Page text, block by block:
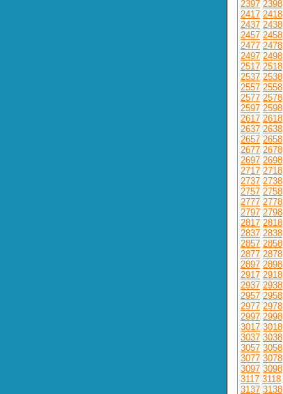
2397 2398
2417 2418
2437 2438
2457 2458
2477 2478
2497 2498
2517 2518
2537 2538
2557 2558
2577 2578
2597 2598
2617 2618
2637 2638
2657 2658
2677 2678
2697 2698
2717 2718
2737 2738
2757 2758
2777 2778
2797 2798
2817 2818
2837 2838
2857 2858
2877 2878
2897 2898
2917 2918
2937 2938
2957 2958
2977 2978
2997 2998
3017 3018
3037 3038
3057 3058
3077 3078
3097 3098
3117 3118
3137 3138